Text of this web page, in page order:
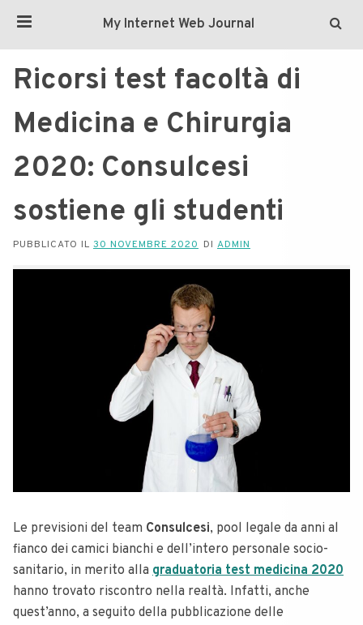
My Internet Web Journal
Ricorsi test facoltà di
Medicina e Chirurgia
2020: Consulcesi
sostiene gli studenti
PUBBLICATO IL 30 NOVEMBRE 2020 DI ADMIN
Le previsioni del team Consulcesi, pool legale da anni al
fianco dei camici bianchi e dell’intero personale socio-
sanitario, in merito alla graduatoria test medicina 2020
hanno trovato riscontro nella realtà. Infatti, anche
quest’anno, a seguito della pubblicazione delle